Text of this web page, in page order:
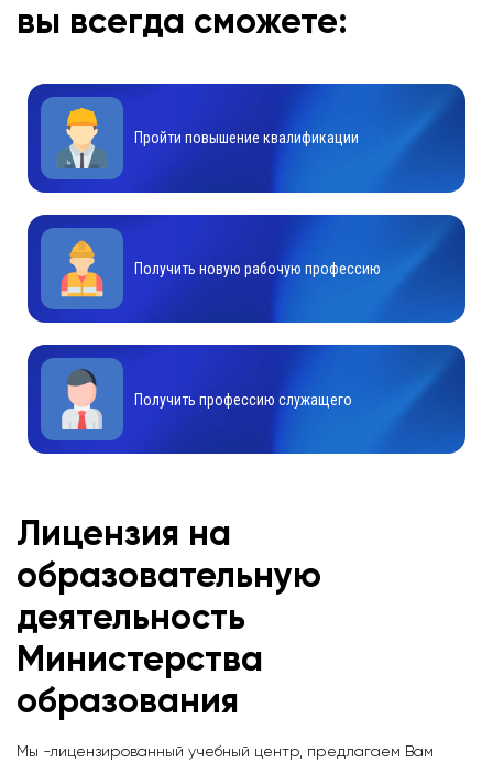
вы всегда сможете:
Пройти повышение квалификации
Получить новую рабочую профессию
Получить профессию служащего
Лицензия на
образовательную
деятельность
Министерства
образования
Мы -лицензированный учебный центр, предлагаем Вам